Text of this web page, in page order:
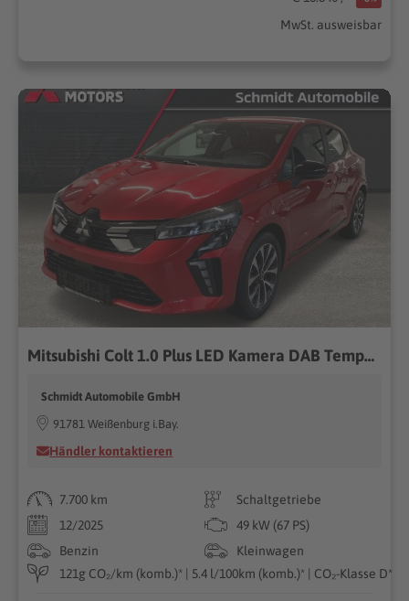
MwSt. ausweisbar
Mitsubishi Colt 1.0 Plus LED Kamera DAB Tempomat Klima Touch
Schmidt Automobile GmbH
91781 Weißenburg i.Bay.
Händler kontaktieren
7.700 km
Schaltgetriebe
12/2025
49 kW (67 PS)
Benzin
Kleinwagen
121g CO₂/km (komb.)* | 5.4 l/100km (komb.)* | CO₂-Klasse D*